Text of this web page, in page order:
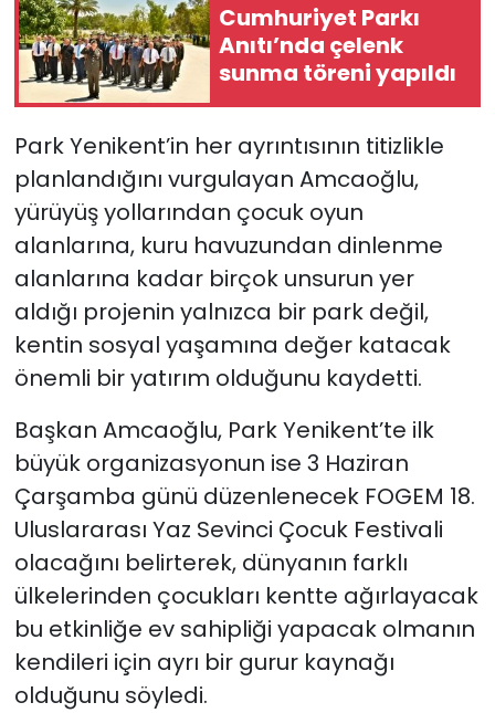
Cumhuriyet Parkı
Anıtı’nda çelenk
sunma töreni yapıldı
Park Yenikent’in her ayrıntısının titizlikle
planlandığını vurgulayan Amcaoğlu,
yürüyüş yollarından çocuk oyun
alanlarına, kuru havuzundan dinlenme
alanlarına kadar birçok unsurun yer
aldığı projenin yalnızca bir park değil,
kentin sosyal yaşamına değer katacak
önemli bir yatırım olduğunu kaydetti.
Başkan Amcaoğlu, Park Yenikent’te ilk
büyük organizasyonun ise 3 Haziran
Çarşamba günü düzenlenecek FOGEM 18.
Uluslararası Yaz Sevinci Çocuk Festivali
olacağını belirterek, dünyanın farklı
ülkelerinden çocukları kentte ağırlayacak
bu etkinliğe ev sahipliği yapacak olmanın
kendileri için ayrı bir gurur kaynağı
olduğunu söyledi.